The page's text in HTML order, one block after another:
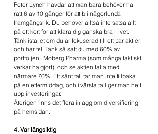
Peter Lynch hävdar att man bara behöver ha
rätt 6 av 10 gånger för att bli någorlunda
framgångsrik. Du behöver alltså inte satsa allt
på ett kort för att klara dig ganska bra i livet.
Tänk istället om du är fokuserad till ett par aktier,
och har fel. Tänk så satt du med 60% av
portföljen i Moberg Pharma (som många faktiskt
verkar ha gjort), och se aktien falla med
närmare 70%. Ett sånt fall tar man inte tillbaka
på en eftermiddag, och i värsta fall ger man helt
upp investeringar.
Återigen finns det flera inlägg om diversifiering
på hemsidan.
4. Var långsiktig